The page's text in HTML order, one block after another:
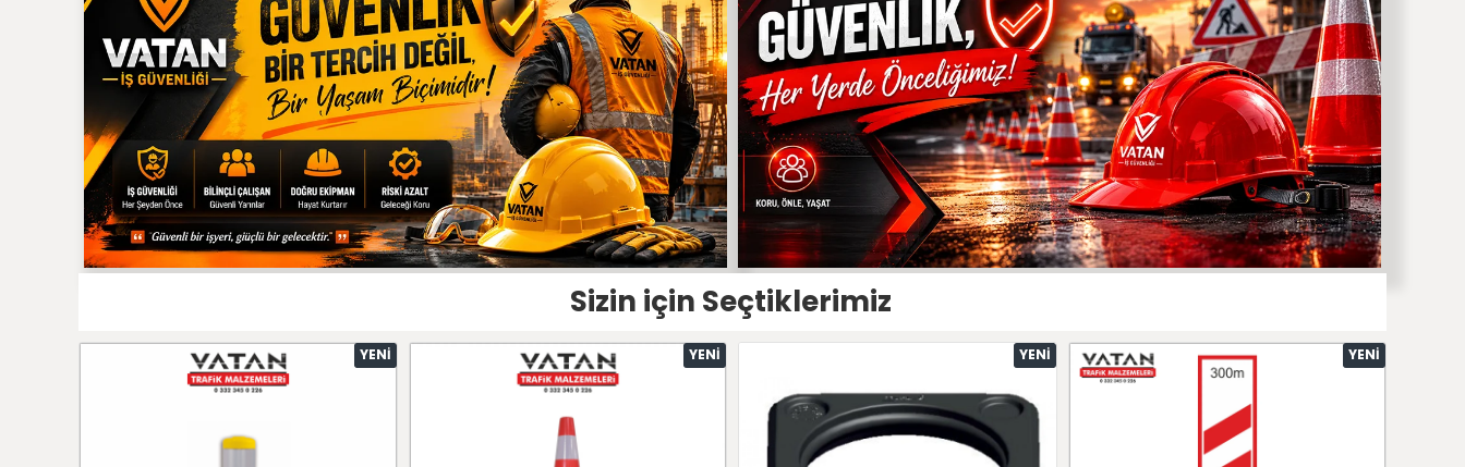
Sizin için Seçtiklerimiz
YENI YENI YENI YENI